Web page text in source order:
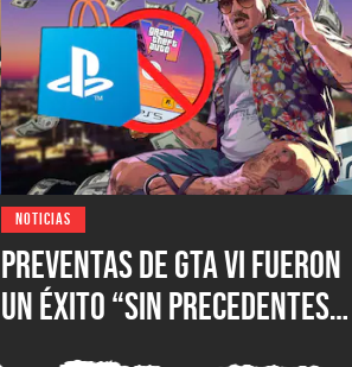
NOTICIAS
Preventas de GTA VI fueron
un éxito “sin precedentes”